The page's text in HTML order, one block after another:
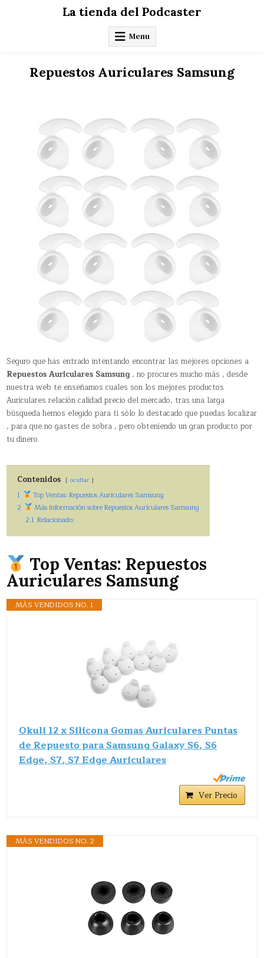
La tienda del Podcaster
Menu
Repuestos Auriculares Samsung
Seguro que has entrado intentando encontrar las mejores opciones a
Repuestos Auriculares Samsung , no procures mucho más , desde
nuestra web te enseñamos cuales son los mejores productos
Auriculares relación calidad precio del mercado, tras una larga
búsqueda hemos elegido para ti sólo lo destacado que puedas localizar
, para que no gastes de sobra , pero obteniendo un gran producto por
tu dinero.
Contenidos ocultar
1
Top Ventas: Repuestos Auriculares Samsung
2
Más información sobre Repuestos Auriculares Samsung
2.1 Relacionado:
Top Ventas: Repuestos
Auriculares Samsung
MÁS VENDIDOS NO. 1
Okuli 12 x Silicona Gomas Auriculares Puntas
de Repuesto para Samsung Galaxy S6, S6
Edge, S7, S7 Edge Auriculares
Ver Precio
MÁS VENDIDOS NO. 2